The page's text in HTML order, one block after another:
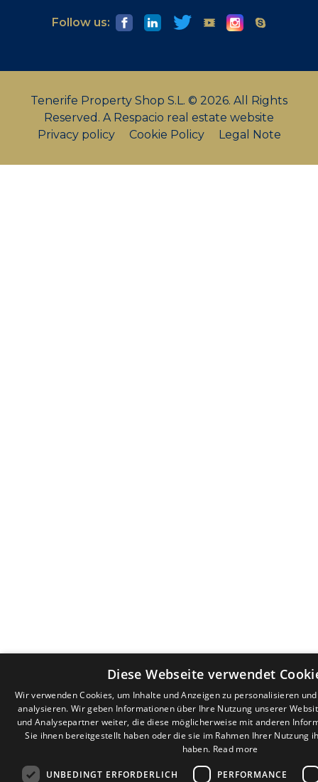
Follow us:
Tenerife Property Shop S.L. © 2026. All Rights
Reserved. A Respacio real estate website
Privacy policy
Cookie Policy Legal Note
Diese Webseite verwendet
Wir verwenden Cookies, um Inhalte und Anzeigen zu personalisieren
analysieren. Wir geben Informationen über Ihre Nutzung unserer
und Analysepartner weiter, die diese möglicherweise mit anderen
Sie ihnen bereitgestellt haben oder die sie im Rahmen Ihrer Nutzung
haben. Read more
UNBEDINGT ERFORDERLICH PERFORMANCE